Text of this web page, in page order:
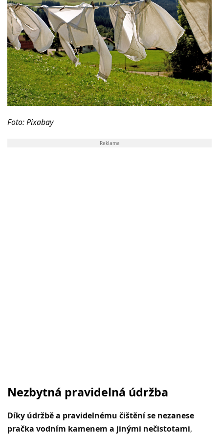
Foto: Pixabay
Reklama
Nezbytná pravidelná údržba
Díky údržbě a pravidelnému čištění se nezanese
pračka vodním kamenem a jinými nečistotami,